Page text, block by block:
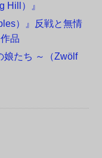
Hill）』
）』反戦と無情
品
娘たち ～（Zwölf